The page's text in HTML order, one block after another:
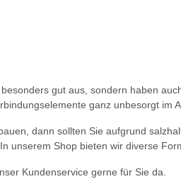
gut aus, sondern haben
ganz unbesorgt im
dann sollten Sie aufgrund
unserem Shop bieten wir diverse
Kundenservice gerne für Sie da.